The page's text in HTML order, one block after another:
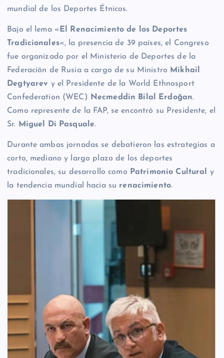
mundial de los Deportes Étnicos.
Bajo el lema « El Renacimiento de los Deportes
Tradicionales«, la presencia de 39 países, el Congreso
fue organizado por el Ministerio de Deportes de la
Federación de Rusia a cargo de su Ministro Mikhail
Degtyarev y el Presidente de la World Ethnosport
Confederation (WEC)
Necmeddin Bilal Erdoğan.
Como represente de la FAP, se encontró su Presidente, el
Sr.
Miguel Di Pasquale.
Durante ambas jornadas se debatieron las estrategias a
corto, mediano y largo plazo de los deportes
tradicionales, su desarrollo como
Patrimonio Cultural
y
la tendencia mundial hacia su renacimiento.